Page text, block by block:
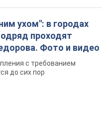
ухом": в городах
проходят
Фото и видео
с требованием
до сих пор